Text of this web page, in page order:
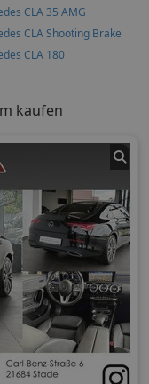
CLA 35 AMG
CLA Shooting Brake
CLA 180
kaufen